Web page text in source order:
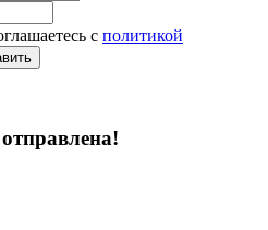
с политикой